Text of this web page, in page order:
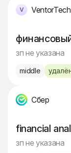
VentorTech
зп не указана
middle
Сбер
financial
зп не указана